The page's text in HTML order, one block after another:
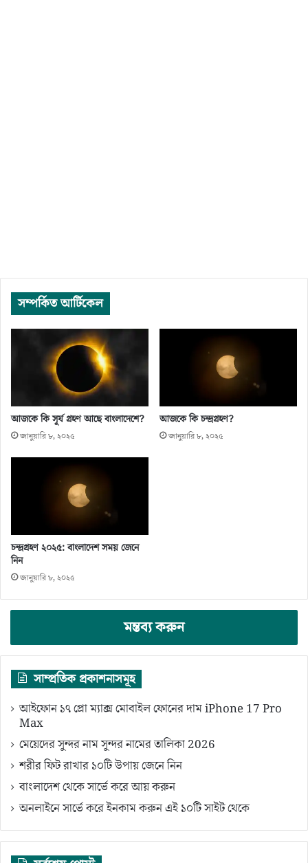
সম্পর্কিত আর্টিকেল
আজকে কি সূর্য গ্রহণ আছে বাংলাদেশে?
জানুয়ারি ৮, ২০২৫
আজকে কি চন্দ্রগ্রহণ?
জানুয়ারি ৮, ২০২৫
চন্দ্রগ্রহণ ২০২৫: বাংলাদেশ সময় জেনে
নিন
জানুয়ারি ৮, ২০২৫
মন্তব্য করুন
সাম্প্রতিক প্রকাশনাসমূহ
আইফোন ১৭ প্রো ম্যাক্স মোবাইল ফোনের দাম iPhone 17 Pro
Max
মেয়েদের সুন্দর নাম সুন্দর নামের তালিকা 2026
শরীর ফিট রাখার ১০টি উপায় জেনে নিন
বাংলাদেশ থেকে সার্ভে করে আয় করুন
অনলাইনে সার্ভে করে ইনকাম করুন এই ১০টি সাইট থেকে